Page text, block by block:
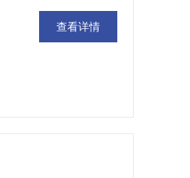
查看详情